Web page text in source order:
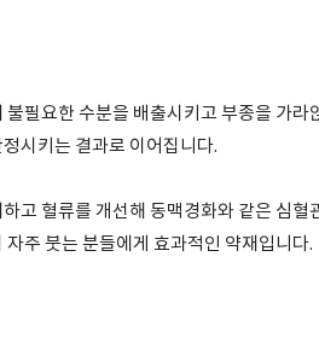
필요한 수분을 배출시키고 부종을 가라
시키는 결과로 이어집니다.
고 혈류를 개선해 동맥경화와 같은 심혈
주 붓는 분들에게 효과적인 약재입니다.